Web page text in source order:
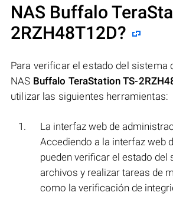
NAS Buffalo
2RZH48T12D?
Para verificar el estado del sistema
NAS Buffalo TeraStation TS-
utilizar las siguientes herramientas:
La interfaz web de
Accediendo a la interfaz web
pueden verificar el estado del
archivos y realizar tareas de
como la verificación de